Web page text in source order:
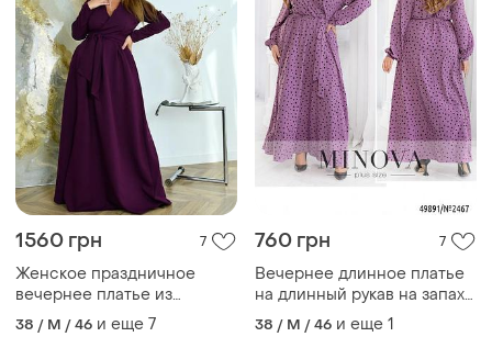
1560 грн 7
Женское праздничное
вечернее платье из
костюмки барби бордовое
коричневое длинное макси
38 / M / 46 и еще 7
760 грн 7
Вечернее длинное платье
на длинный рукав на запах
в горошек 6 цветов
38 / M / 46 и еще 1